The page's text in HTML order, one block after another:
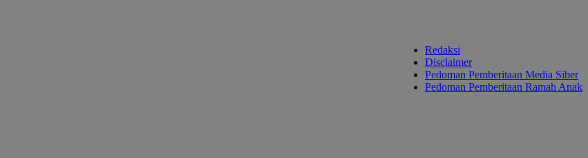
Redaksi
Disclaimer
Pedoman Pemberitaan Media Siber
Pedoman Pemberitaan Ramah Anak